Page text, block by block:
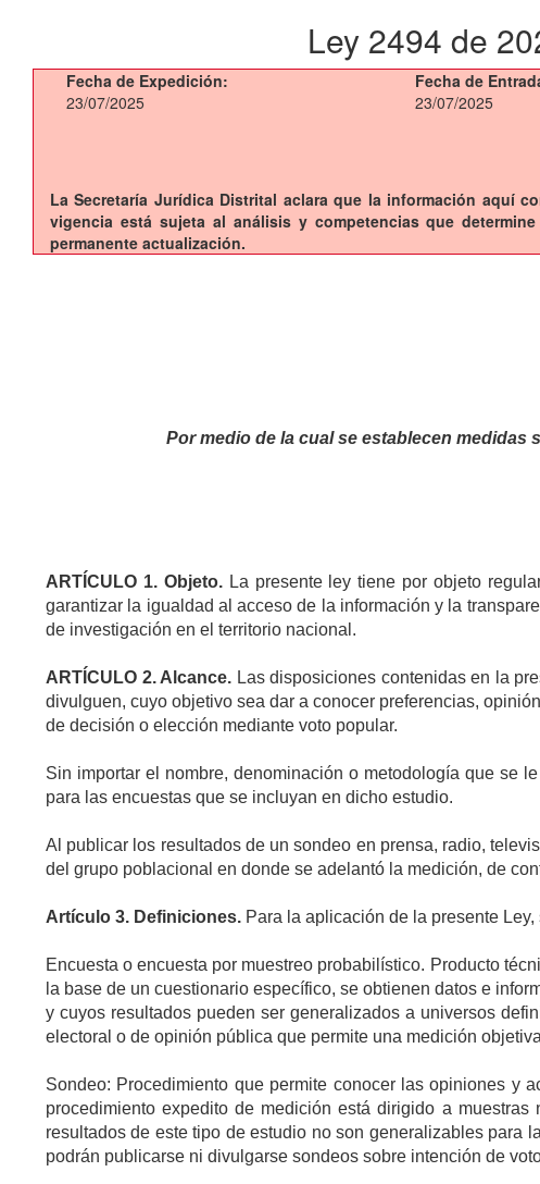
Ley 2494 de
Fecha de Expedición:
23/07/2025
Fecha de
23/07/2025
La Secretaría Jurídica Distrital aclara que la información aquí
vigencia está sujeta al análisis y competencias que
permanente actualización.
Por medio de la cual se establecen
ARTÍCULO 1. Objeto.La presente ley tiene por objeto
garantizar la igualdad al acceso de la información y la
de investigación en el territorio nacional.
ARTÍCULO 2. Alcance. Las disposiciones contenidas en la
divulguen, cuyo objetivo sea dar a conocer preferencias,
de decisión o elección mediante voto popular.
Sin importar el nombre, denominación o metodología que se
para las encuestas que se incluyan en dicho estudio.
Al publicar los resultados de un sondeo en prensa, radio,
del grupo poblacional en donde se adelantó la medición, de
Artículo 3. Definiciones. Para la aplicación de la presente
Encuesta o encuesta por muestreo probabilístico. Producto
la base de un cuestionario específico, se obtienen datos e
y cuyos resultados pueden ser generalizados a universos
electoral o de opinión pública que permite una medición
Sondeo: Procedimiento que permite conocer las opiniones y
procedimiento expedito de medición está dirigido a
resultados de este tipo de estudio no son generalizables para
podrán publicarse ni divulgarse sondeos sobre intención de